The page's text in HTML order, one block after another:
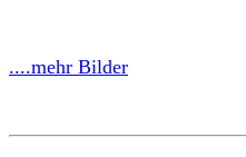
....mehr Bilder